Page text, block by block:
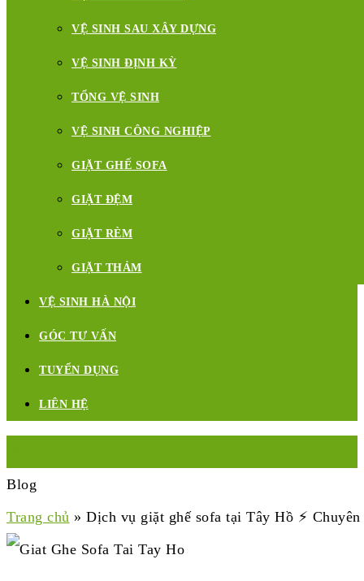
VỆ SINH SAU XÂY DỰNG
VỆ SINH ĐỊNH KỲ
TỔNG VỆ SINH
VỆ SINH CÔNG NGHIỆP
GIẶT GHẾ SOFA
GIẶT ĐỆM
GIẶT RÈM
GIẶT THẢM
VỆ SINH HÀ NỘI
GÓC TƯ VẤN
TUYỂN DỤNG
LIÊN HỆ
Blog
Trang chủ » Dịch vụ giặt ghế sofa tại Tây Hồ ⚡